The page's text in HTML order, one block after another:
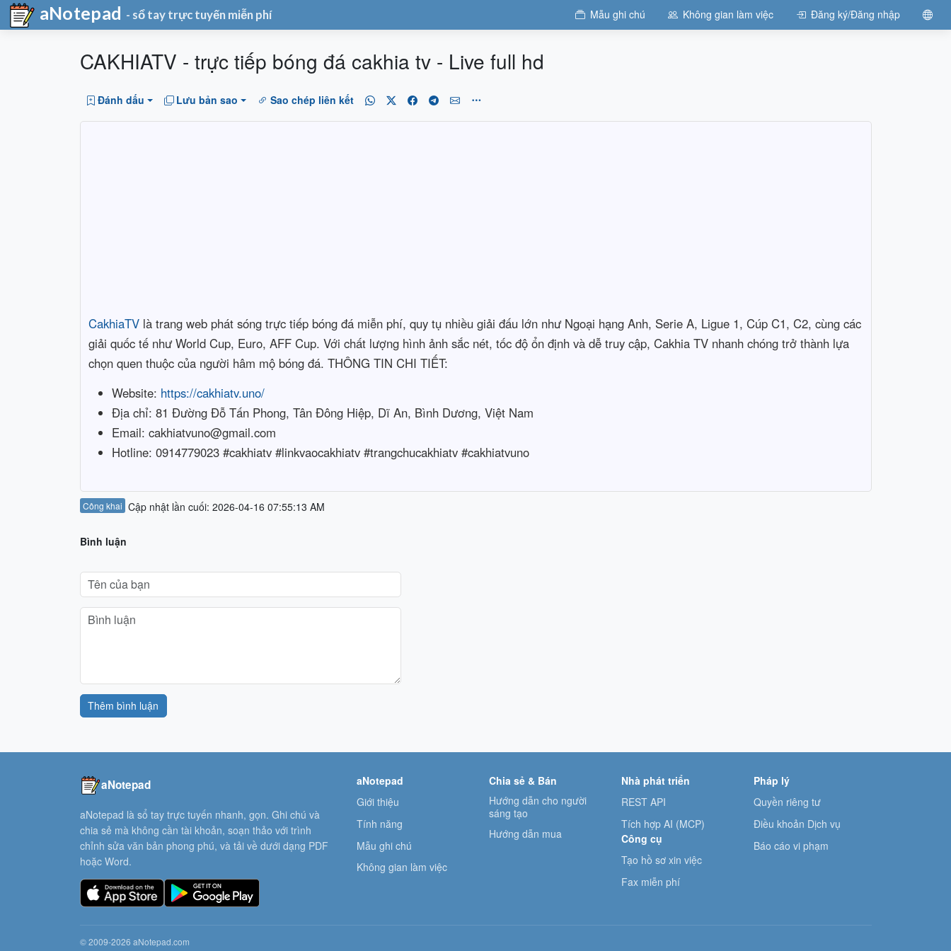
aNotepad - sổ tay trực tuyến miễn phí Mẫu ghi chú Không gian làm việc Đăng ký/Đăng nhập
CAKHIATV - trực tiếp bóng đá cakhia tv - Live full hd
Đánh dấu Lưu bản sao Sao chép liên kết
CakhiaTVlà trang web phát sóng trực tiếp bóng đá miễn phí, quy tụ nhiều giải đấu lớn như Ngoại hạng Anh, Serie A, Ligue 1, Cúp C1, C2, cùng các
giải quốc tế như World Cup, Euro, AFF Cup. Với chất lượng hình ảnh sắc nét, tốc độ ổn định và dễ truy cập, Cakhia TV nhanh chóng trở thành lựa
chọn quen thuộc của người hâm mộ bóng đá. THÔNG TIN CHI TIẾT:
Website: https://cakhiatv.uno/
Địa chỉ: 81 Đường Đỗ Tấn Phong, Tân Đông Hiệp, Dĩ An, Bình Dương, Việt Nam
Email: cakhiatvuno@gmail.com
Hotline: 0914779023 #cakhiatv #linkvaocakhiatv #trangchucakhiatv #cakhiatvuno
Công khai Cập nhật lần cuối: 2026-04-16 07:55:13 AM
Bình luận
Thêm bình luận
aNotepad
aNotepad là sổ tay trực tuyến nhanh, gọn. Ghi chú và
chia sẻ mà không cần tài khoản, soạn thảo với trình
chỉnh sửa văn bản phong phú, và tải về dưới dạng PDF
hoặc Word.
aNotepad
Giới thiệu
Tính năng
Mẫu ghi chú
Không gian làm việc
Chia sẻ & Bán
Hướng dẫn cho người
sáng tạo
Hướng dẫn mua
Nhà phát triển
REST API
Tích hợp AI (MCP)
Công cụ
Tạo hồ sơ xin việc
Fax miễn phí
Pháp lý
Quyền riêng tư
Điều khoản Dịch vụ
Báo cáo vi phạm
© 2009-2026 aNotepad.com